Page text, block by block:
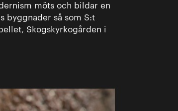
möts och bildar en
byggnader så som S:t
Skogskyrkogården i